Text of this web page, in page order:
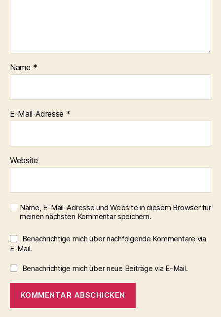
Name *
E-Mail-Adresse *
Website
Name, E-Mail-Adresse und Website in diesem Browser für
meinen nächsten Kommentar speichern.
Benachrichtige mich über nachfolgende Kommentare via
E-Mail.
Benachrichtige mich über neue Beiträge via E-Mail.